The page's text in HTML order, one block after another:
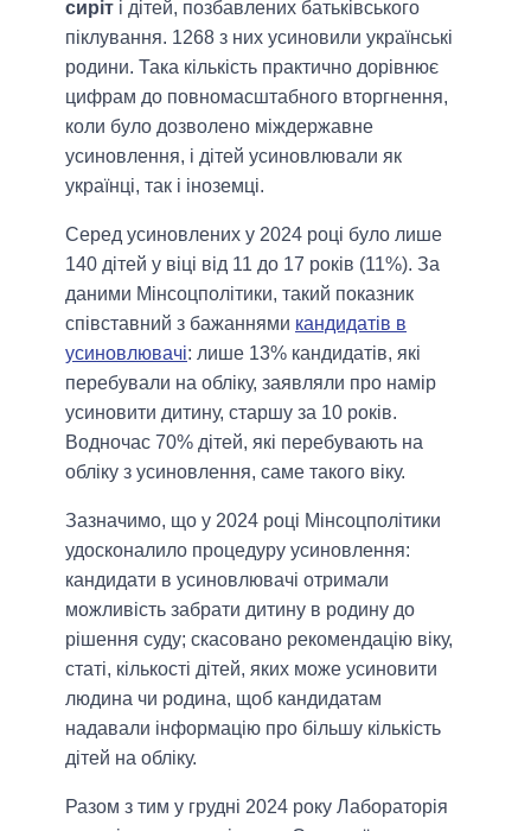
сиріт і дітей, позбавлених батьківського
піклування. 1268 з них усиновили українські
родини. Така кількість практично дорівнює
цифрам до повномасштабного вторгнення,
коли було дозволено міждержавне
усиновлення, і дітей усиновлювали як
українці, так і іноземці.
Серед усиновлених у 2024 році було лише
140 дітей у віці від 11 до 17 років (11%). За
даними Мінсоцполітики, такий показник
співставний з бажаннями кандидатів в
усиновлювачі: лише 13% кандидатів, які
перебували на обліку, заявляли про намір
усиновити дитину, старшу за 10 років.
Водночас 70% дітей, які перебувають на
обліку з усиновлення, саме такого віку.
Зазначимо, що у 2024 році Мінсоцполітики
удосконалило процедуру усиновлення:
кандидати в усиновлювачі отримали
можливість забрати дитину в родину до
рішення суду; скасовано рекомендацію віку,
статі, кількості дітей, яких може усиновити
людина чи родина, щоб кандидатам
надавали інформацію про більшу кількість
дітей на обліку.
Разом з тим у грудні 2024 року Лабораторія